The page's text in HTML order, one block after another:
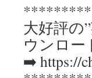
大好評の
ウンロー
➡️ https://